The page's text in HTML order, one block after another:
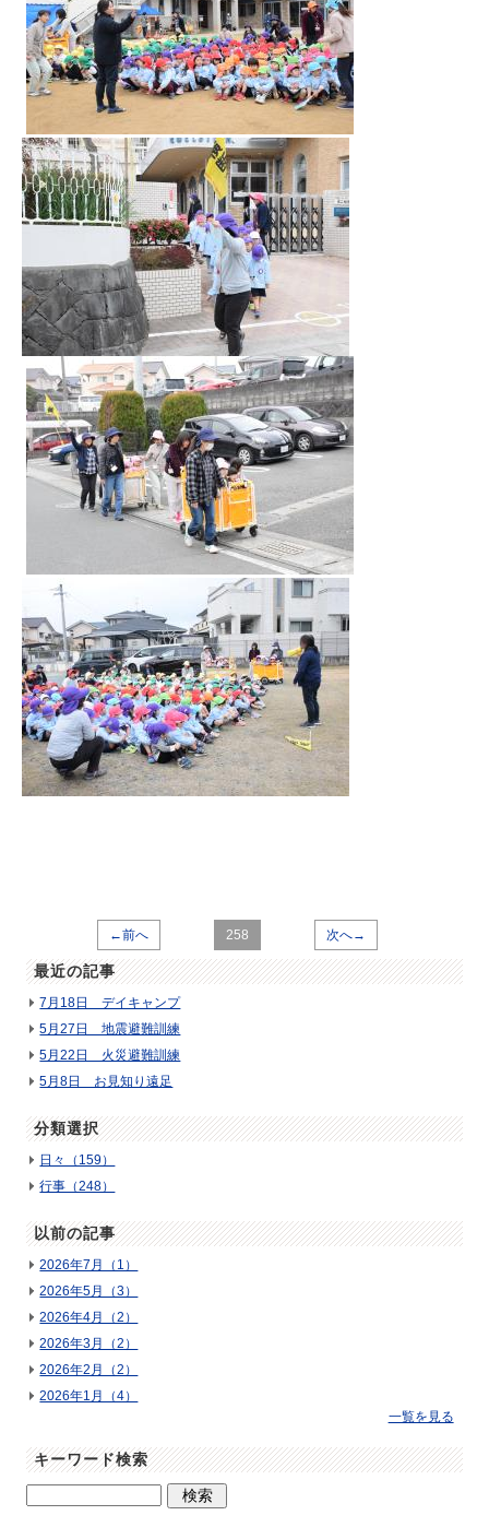
←前へ 258 次へ→
最近の記事
7月18日 デイキャンプ
5月27日 地震避難訓練
5月22日 火災避難訓練
5月8日 お見知り遠足
分類選択
日々（159）
行事（248）
以前の記事
2026年7月（1）
2026年5月（3）
2026年4月（2）
2026年3月（2）
2026年2月（2）
2026年1月（4）
一覧を見る
キーワード検索